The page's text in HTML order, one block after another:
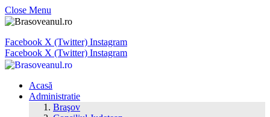
Close Menu
Facebook X (Twitter) Instagram
Facebook X (Twitter) Instagram
Acasă
Administratie
Braşov